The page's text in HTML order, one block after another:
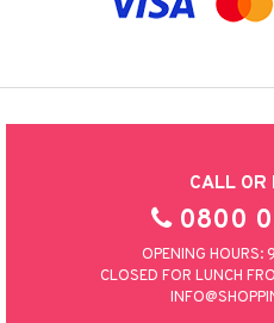
CALL OR
0800
OPENING HOURS:
CLOSED FOR LUNCH